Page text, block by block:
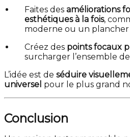
Faites des améliorations
esthétiques à la fois,
moderne ou un
Créez des points focaux
surcharger l’ensemble
L’idée est de séduire
universel pour le plus grand
Conclusion